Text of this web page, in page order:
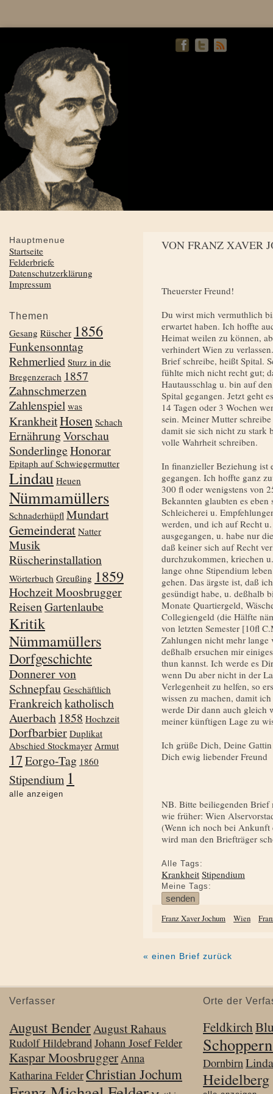
VON FRANZ XAVER
Theuerster Freund!
Du wirst mich vermuthlich
erwartet haben. Ich hoffte
Heimat weilen zu können,
verhindert Wien zu
Brief schreibe, heißt Spital.
fühlte mich nicht recht gut;
Hautausschlag u. bin auf
Spital gegangen. Jetzt geht
14 Tagen oder 3 Wochen
sein. Meiner Mutter
damit sie sich nicht zu stark
volle Wahrheit schreiben.
In finanzieller Beziehung ist
gegangen. Ich hoffte ganz
300 fl oder wenigstens von
Bekannten glaubten es
Schleicherei u.
werden, und ich auf Recht
ausgegangen, u. habe nur
daß keiner sich auf Recht
durchzukom­men, kriechen
lange ohne Stipendium
gehen. Das ärgste ist, daß
gesündigt habe, u. deßhalb
Monate Quartiergeld,
Collegiengeld (die Hälfte
von letzten Semester [10fl
Zahlungen nicht mehr lange
deßhalb ersuchen mir
thun kannst. Ich werde es
wenn Du aber nicht in der
Verlegenheit zu helfen, so
wissen zu machen, damit
werde Dir dann auch gleich
meiner künf­tigen Lage zu
Ich grüße Dich, Deine
Dich ewig liebender Freund
NB. Bitte beiliegenden Brief
wie früher: Wien
(Wenn ich noch bei Ankunft
wird man den Briefträger
Alle Tags:
Krankheit Stipendium
Meine Tags:
Franz Xaver Jochum Wien
« einen Brief zurück
Hauptmenue
Startseite
Felderbriefe
Datenschutzerklärung
Impressum
Themen
Gesang Rüscher 1856
Funkensonntag
Rehmerlied Sturz in die
Bregenzerach 1857
Zahnschmerzen
Zahlenspiel was
KrankheitHosen Schach
ErnährungVorschau
SonderlingeHonorar
Epitaph auf Schwiegermutter
Lindau Heuen
Nümmamüllers
Schnaderhüpfl Mundart
Gemeinderat Natter
Musik
Rüscherinstallation
Wörterbuch Greußing 1859
Hochzeit Moosbrugger
ReisenGartenlaube
Kritik
Nümmamüllers
Dorfgeschichte
Donnerer von
Schnepfau Geschäftlich
Frankreichkatholisch
Auerbach 1858 Hochzeit
Dorfbarbier Duplikat
Abschied Stockmayer Armut
17Eorgo-Tag 1860
Stipendium 1
alle anzeigen
Verfasser
August BenderAugust Rahaus
Rudolf HildebrandJohann Josef Felder
Kaspar MoosbruggerAnna
Katharina FelderChristian Jochum
Orte der
Feldkirch
Dornbirn
Heidelberg